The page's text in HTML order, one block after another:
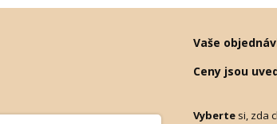
Vaše
Ceny jsou
Vyberte si, zda